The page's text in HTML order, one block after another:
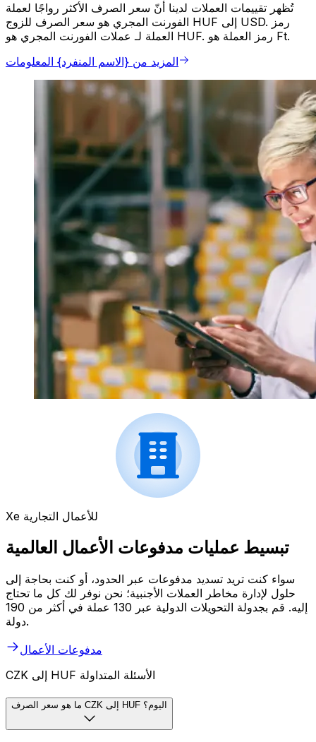
تُظهر تقييمات العملات لدينا أنّ سعر الصرف الأكثر رواجًا لعملة
الفورنت المجري هو سعر الصرف للزوج HUF إلى USD. رمز
العملة لـ عملات الفورنت المجري هو HUF. رمز العملة هو Ft.
المزيد من {الاسم المنفرد} المعلومات
Xe للأعمال التجارية
تبسيط عمليات مدفوعات الأعمال العالمية
سواء كنت تريد تسديد مدفوعات عبر الحدود، أو كنت بحاجة إلى
حلول لإدارة مخاطر العملات الأجنبية؛ نحن نوفر لك كل ما تحتاج
إليه. قم بجدولة التحويلات الدولية عبر 130 عملة في أكثر من 190
دولة.
مدفوعات الأعمال
CZK إلى HUF الأسئلة المتداولة
ما هو سعر الصرف CZK إلى HUF اليوم؟